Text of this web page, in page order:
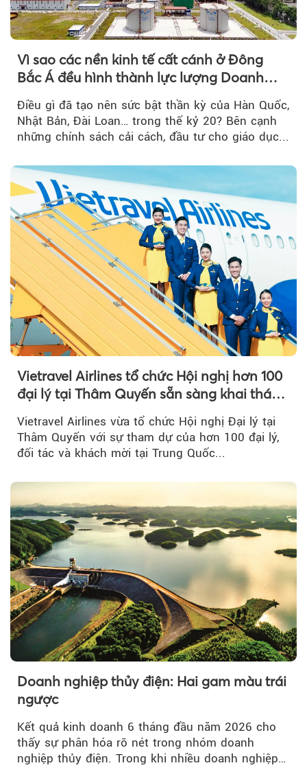
Vì sao các nền kinh tế cất cánh ở Đông
Bắc Á đều hình thành lực lượng Doanh
Điều gì đã tạo nên sức bật thần kỳ của Hàn Quốc,
Nhật Bản, Đài Loan… trong thế kỷ 20? Bên cạnh
những chính sách cải cách, đầu tư cho giáo dục...
Vietravel Airlines tổ chức Hội nghị hơn 100
đại lý tại Thâm Quyến sẵn sàng khai thác
đường bay thẳng TP.HCM - Thâm Quyến
Vietravel Airlines vừa tổ chức Hội nghị Đại lý tại
Thâm Quyến với sự tham dự của hơn 100 đại lý,
đối tác và khách mời tại Trung Quốc...
Doanh nghiệp thủy điện: Hai gam màu trái
ngược
Kết quả kinh doanh 6 tháng đầu năm 2026 cho
thấy sự phân hóa rõ nét trong nhóm doanh
nghiệp thủy điện. Trong khi nhiều doanh nghiệp